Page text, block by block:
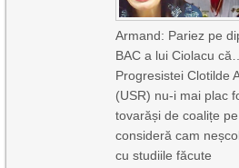
Armand: Pariez pe
BAC a lui Ciolacu
Progresistei Clotilde
(USR) nu-i mai plac
tovarăși de coalițe
consideră cam
cu studiile făcute